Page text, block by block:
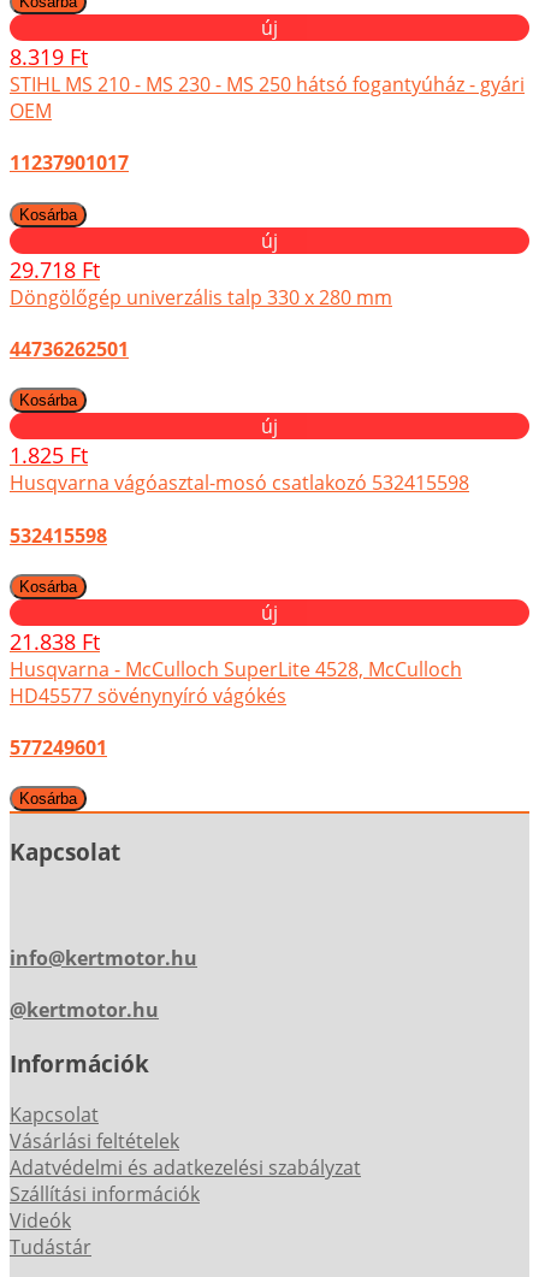
új
8.319 Ft
STIHL MS 210 - MS 230 - MS 250 hátsó fogantyúház - gyári
OEM
11237901017
új
29.718 Ft
Döngölőgép univerzális talp 330 x 280 mm
44736262501
új
1.825 Ft
Husqvarna vágóasztal-mosó csatlakozó 532415598
532415598
új
21.838 Ft
Husqvarna - McCulloch SuperLite 4528, McCulloch
HD45577 sövénynyíró vágókés
577249601
Kapcsolat
info@kertmotor.hu
@kertmotor.hu
Információk
Kapcsolat
Vásárlási feltételek
Adatvédelmi és adatkezelési szabályzat
Szállítási információk
Videók
Tudástár